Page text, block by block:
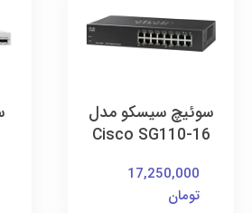
سوئیچ سیسکو مدل
Cisco SG110-16
17,250,000
تومان